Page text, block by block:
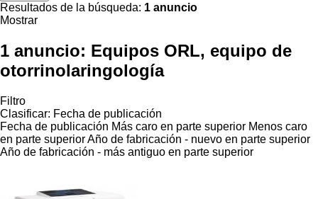
Resultados de la búsqueda: 1 anuncio
Mostrar
1 anuncio: Equipos ORL, equipo de
otorrinolaringología
Filtro
Clasificar: Fecha de publicación
Fecha de publicación Más caro en parte superior Menos caro
en parte superiorAño de fabricación - nuevo en parte superior
Año de fabricación - más antiguo en parte superior